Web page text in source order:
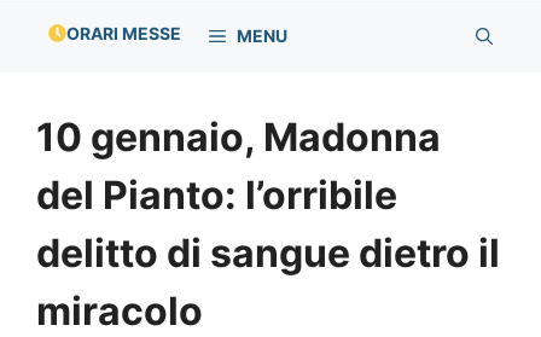
ORARI MESSE MENU
10 gennaio, Madonna
del Pianto: l’orribile
delitto di sangue dietro il
miracolo